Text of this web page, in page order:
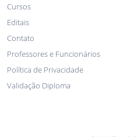
Cursos
Editais
Contato
Professores e Funcionários
Política de Privacidade
Validação Diploma